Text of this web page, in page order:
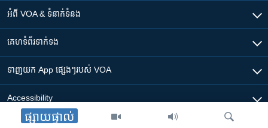
ផ្សាយផ្ទាល់
អំពី​ VOA & ទំនាក់ទំនង
គេហទំព័រ​​ទាក់ទង
ទាញយក​ App ផ្សេងៗ​របស់​ VOA
Accessibility